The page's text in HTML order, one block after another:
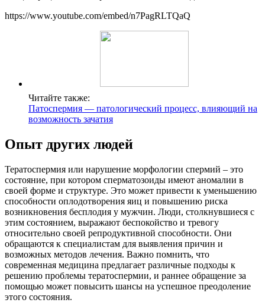
https://www.youtube.com/embed/n7PagRLTQaQ
Читайте также:
Патоспермия — патологический процесс, влияющий на
возможность зачатия
Опыт других людей
Тератоспермия или нарушение морфологии спермий – это
состояние, при котором сперматозоиды имеют аномалии в
своей форме и структуре. Это может привести к уменьшению
способности оплодотворения яиц и повышению риска
возникновения бесплодия у мужчин. Люди, столкнувшиеся с
этим состоянием, выражают беспокойство и тревогу
относительно своей репродуктивной способности. Они
обращаются к специалистам для выявления причин и
возможных методов лечения. Важно помнить, что
современная медицина предлагает различные подходы к
решению проблемы тератоспермии, и раннее обращение за
помощью может повысить шансы на успешное преодоление
этого состояния.